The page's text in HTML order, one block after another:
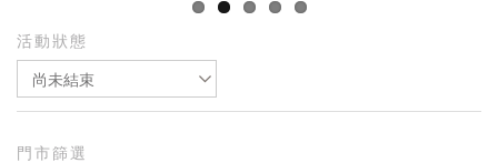
活動狀態
尚未結束
門市篩選